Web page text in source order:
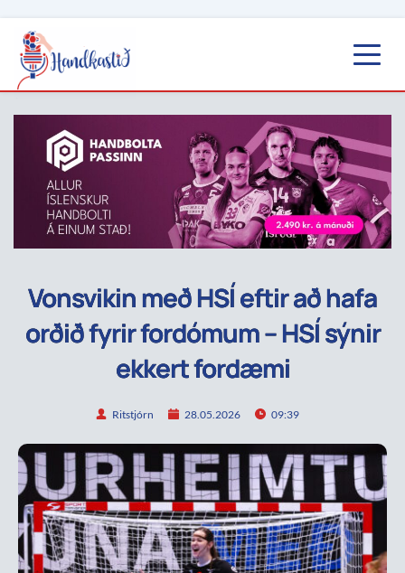
Vonsvikin með HSÍ eftir að hafa
orðið fyrir fordómum – HSÍ sýnir
ekkert fordæmi
Ritstjórn 28.05.2026 09:39